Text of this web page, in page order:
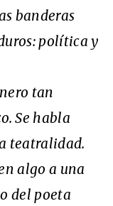
banderas
política y
tan
Se habla
teatralidad.
algo a una
del poeta